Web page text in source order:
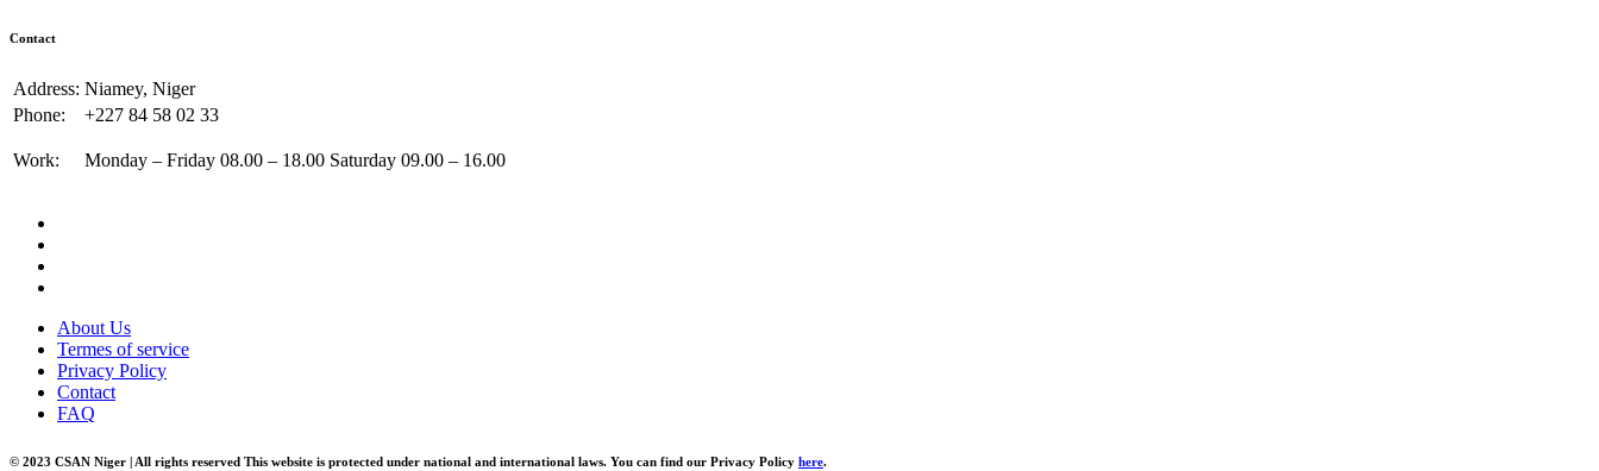
Contact
Address: Niamey, Niger
Phone:
+227 84 58 02 33
Work: Monday – Friday 08.00 – 18.00 Saturday 09.00 – 16.00
About Us
Termes of service
Privacy Policy
Contact
FAQ
© 2023 CSAN Niger | All rights reserved This website is protected under national and international laws. You can find our Privacy Policy here.